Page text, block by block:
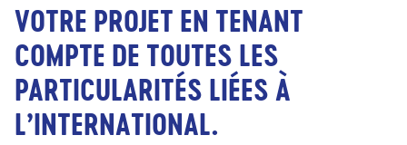
VOTRE PROJET EN TENANT
COMPTE DE TOUTES LES
PARTICULARITÉS LIÉES À
L’INTERNATIONAL.